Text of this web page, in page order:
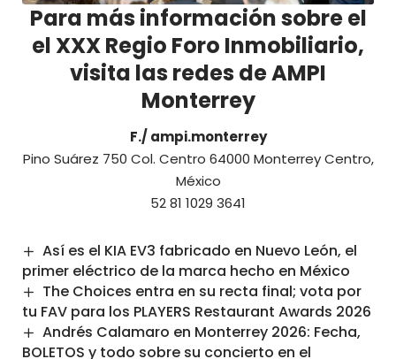
Para más información sobre el
el XXX Regio Foro Inmobiliario,
visita las redes de AMPI
Monterrey
F./ ampi.monterrey
Pino Suárez 750 Col. Centro 64000 Monterrey Centro,
México
52 81 1029 3641
Así es el KIA EV3 fabricado en Nuevo León, el
primer eléctrico de la marca hecho en México
The Choices entra en su recta final; vota por
tu FAV para los PLAYERS Restaurant Awards 2026
Andrés Calamaro en Monterrey 2026: Fecha,
BOLETOS y todo sobre su concierto en el